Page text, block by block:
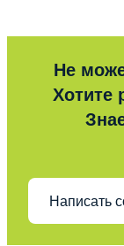
Не
Хотите
Написать